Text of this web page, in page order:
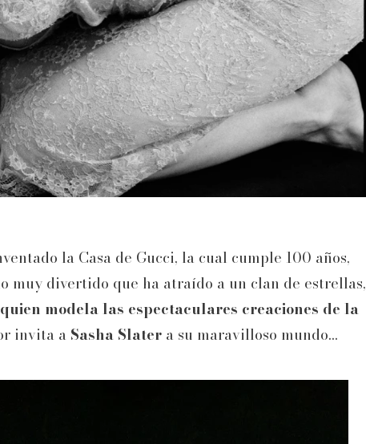
la Casa de Gucci, la cual cumple 100 años,
muy divertido que ha atraído a un clan de estrellas,
modela las espectaculares creaciones de la
invita a Sasha Slater a su maravilloso mundo…